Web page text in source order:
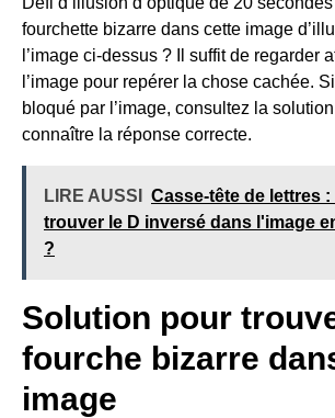
fourchette bizarre dans cette image
l’image ci-dessus ? Il suffit de regarder
l’image pour repérer la chose cachée.
bloqué par l’image, consultez la
connaître la réponse correcte.
LIRE AUSSI
Casse-tête de lettres
trouver le D inversé dans l'image
?
Solution pour
fourche bizarre
image